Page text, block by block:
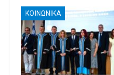
ΚΟΙΝΩΝΙΚΑ